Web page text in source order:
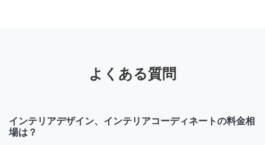
よくある質問
インテリアデザイン、インテリアコーディネートの料金相
場は？